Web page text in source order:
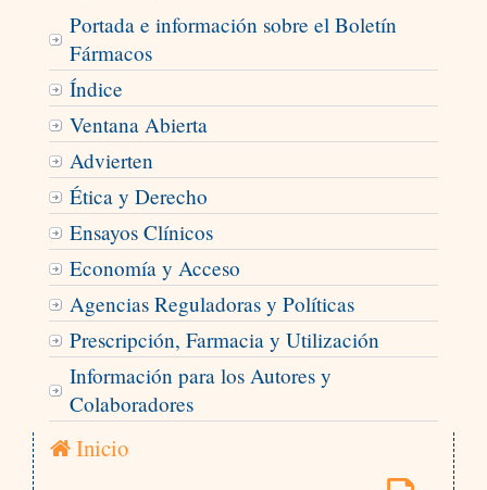
Portada e información sobre el Boletín
Fármacos
Índice
Ventana Abierta
Advierten
Ética y Derecho
Ensayos Clínicos
Economía y Acceso
Agencias Reguladoras y Políticas
Prescripción, Farmacia y Utilización
Información para los Autores y
Colaboradores
Inicio